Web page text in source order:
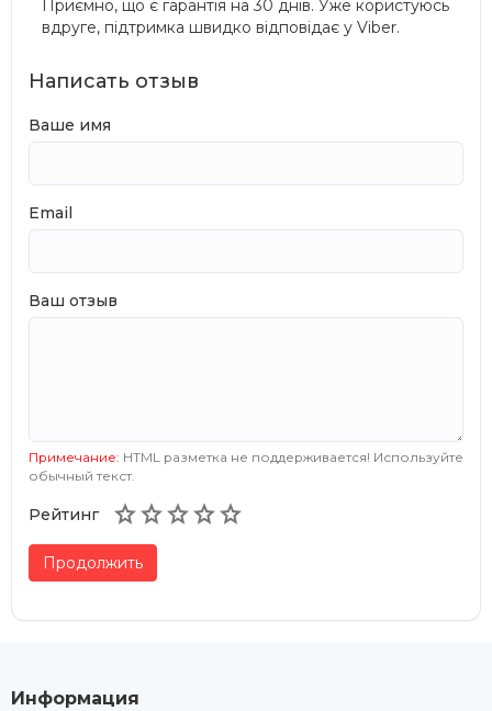
Приємно, що є гарантія на 30 днів. Уже користуюсь
вдруге, підтримка швидко відповідає у Viber.
Написать отзыв
Ваше имя
Email
Ваш отзыв
Примечание: HTML разметка не поддерживается! Используйте
обычный текст.
Рейтинг 
Продолжить
Информация